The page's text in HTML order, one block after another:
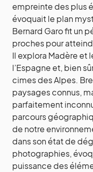
empreinte des plus
évoquait le plan
Bernard Garo fit un
proches pour
Il explora Madère et
l’Espagne et, bien
cimes des Alpes.
paysages connus,
parfaitement
parcours
de notre
dans son état de
photographies,
puissance des